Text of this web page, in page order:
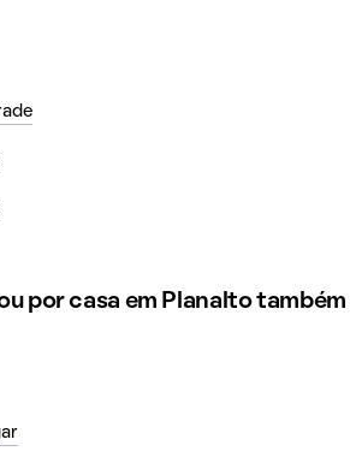
por casa em Planalto também